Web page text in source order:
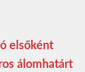
elsőként
álomhatárt